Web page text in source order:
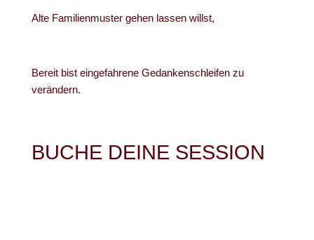
Alte Familienmuster gehen lassen willst,
Bereit bist eingefahrene Gedankenschleifen zu
verändern.
BUCHE DEINE SESSION